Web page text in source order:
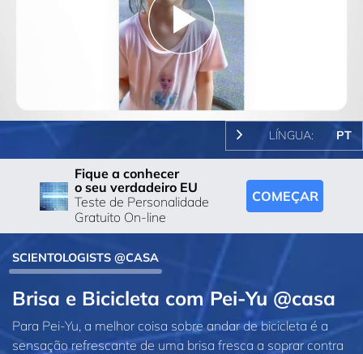
Play
Video
LÍNGUA: PT
Fique a conhecer
o seu verdadeiro EU
Teste de Personalidade
Gratuito On-line
COMEÇAR
SCIENTOLOGISTS @CASA
Brisa e Bicicleta com Pei‑Yu @casa
Para Pei‑Yu, a melhor coisa sobre andar de bicicleta é a
sensação refrescante de uma brisa fresca a soprar contra